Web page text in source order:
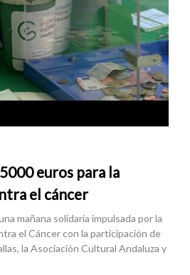
euros para la
el cáncer
mañana solidaria impulsada por la
el Cáncer con la participación de
la Asociación Cultural Andaluza y